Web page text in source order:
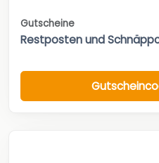
Gutscheine
Restposten und